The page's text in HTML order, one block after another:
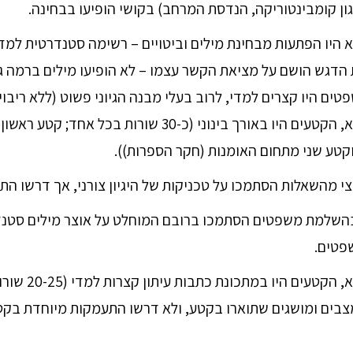
קומבינטוריקה, הנדסת המרחב) בקושי הופיעו בבחינה.
היו הפתעות מבחינת מילים וביטויים – רשימה סטנדרטית
הדגש הושם על מציאת הקשר עצמו – לא הופיעו מילים
היו קצרים למדי, לרוב בעלי מבנה הגיוני פשוט (ללא
בחלק הבנת הנקרא, הקטעים היו באורך בינוני (כ-30 שורות
שני מתחום האומנות (חקר הספרות)).
מהשאלות הסתמכו על טכניקות של היגיון צורני, אך דרשו
משפטים הסתמכו ברובם המוחלט על אוצר מילים
בחלק הבנת
ומושגים שתוארו בקטע, ולא דרשו התעמקות מיוחדת